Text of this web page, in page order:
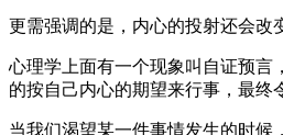
更需强调的是，内心的投射还会改
心理学上面有一个现象叫自证预言
的按自己内心的期望来行事，最终
当我们渴望某一件事情发生的时候